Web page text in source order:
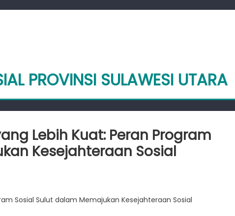
PROVINSI SULAWESI UTARA
Lebih Kuat: Peran Program
Kesejahteraan Sosial
Sosial Sulut dalam Memajukan Kesejahteraan Sosial